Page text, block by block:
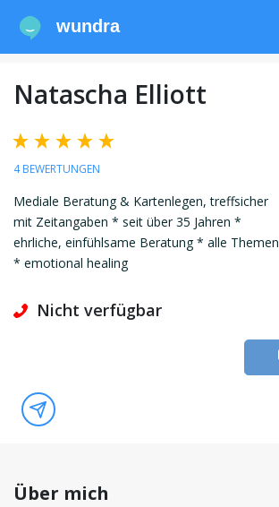
wundra
Natascha Elliott
4 BEWERTUNGEN
Mediale Beratung & Kartenlegen, treffsicher
mit Zeitangaben * seit über 35 Jahren *
ehrliche, einfühlsame Beratung * alle Themen
* emotional healing
Nicht verfügbar
Über mich